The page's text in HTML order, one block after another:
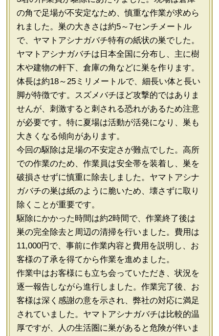
の角で足場が不安定なため、慎重な作業が求めら
れました。巣の大きさは約5～7センチメートル
で、ヤマトアシナガバチ特有の紙状の巣でした。
ヤマトアシナガバチは日本全国に分布し、主に樹
木や建物の軒下、倉庫の角などに巣を作ります。
体長は約18～25ミリメートルで、細長い体と長い
脚が特徴です。スズメバチほど攻撃的ではありま
せんが、刺激すると刺される恐れがあるため注意
が必要です。特に夏場は活動が活発になり、巣も
大きくなる傾向があります。
今回の駆除は足場の不安定さが難点でした。高所
での作業のため、作業員は安全帯を装着し、巣を
破損させずに慎重に除去しました。ヤマトアシナ
ガバチの巣は紙のように脆いため、壊さずに取り
除くことが重要です。
駆除にかかった時間は約2時間で、作業終了後は
巣の完全除去と周辺の清掃を行いました。費用は
11,000円で、事前に作業内容と費用を説明し、お
客様の了承を得てから作業を進めました。
作業中はお客様にも立ち会っていただき、状況を
逐一報告しながら進行しました。作業完了後、お
客様は深く感謝の意を示され、弊社の対応に満足
されていました。ヤマトアシナガバチは比較的温
厚ですが、人の生活圏に巣があると危険が伴いま